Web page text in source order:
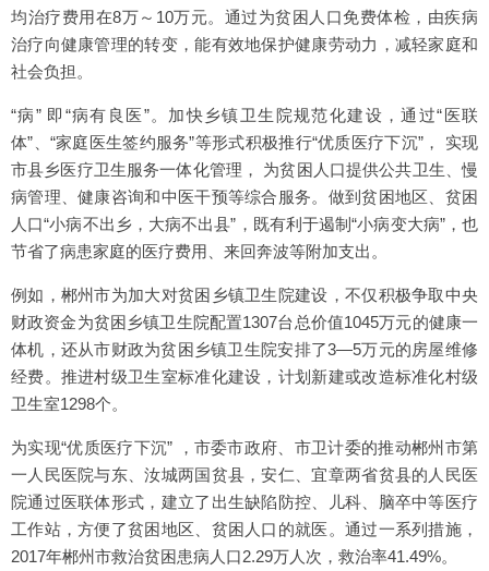
均治疗费用在8万～10万元。通过为贫困人口免费体检，由疾病
治疗向健康管理的转变，能有效地保护健康劳动力，减轻家庭和
社会负担。
“病” 即“病有良医”。加快乡镇卫生院规范化建设，通过“医联
体”、“家庭医生签约服务”等形式积极推行“优质医疗下沉”， 实现
市县乡医疗卫生服务一体化管理， 为贫困人口提供公共卫生、慢
病管理、健康咨询和中医干预等综合服务。做到贫困地区、贫困
人口“小病不出乡，大病不出县”，既有利于遏制“小病变大病”，也
节省了病患家庭的医疗费用、来回奔波等附加支出。
例如，郴州市为加大对贫困乡镇卫生院建设，不仅积极争取中央
财政资金为贫困乡镇卫生院配置1307台总价值1045万元的健康一
体机，还从市财政为贫困乡镇卫生院安排了3—5万元的房屋维修
经费。推进村级卫生室标准化建设，计划新建或改造标准化村级
卫生室1298个。
为实现“优质医疗下沉” ，市委市政府、市卫计委的推动郴州市第
一人民医院与东、汝城两国贫县，安仁、宜章两省贫县的人民医
院通过医联体形式，建立了出生缺陷防控、儿科、脑卒中等医疗
工作站，方便了贫困地区、贫困人口的就医。通过一系列措施，
2017年郴州市救治贫困患病人口2.29万人次，救治率41.49%。